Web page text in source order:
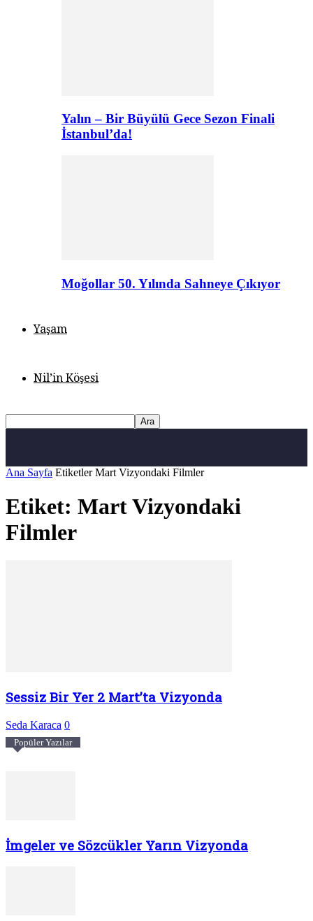
Yalın – Bir Büyülü Gece Sezon Finali
İstanbul’da!
Moğollar 50. Yılında Sahneye Çıkıyor
Yaşam
Nil’in Köşesi
Ana Sayfa Etiketler Mart Vizyondaki Filmler
Etiket: Mart Vizyondaki
Filmler
Sessiz Bir Yer 2 Mart’ta Vizyonda
Seda Karaca 0
Popüler Yazılar
İmgeler ve Sözcükler Yarın Vizyonda